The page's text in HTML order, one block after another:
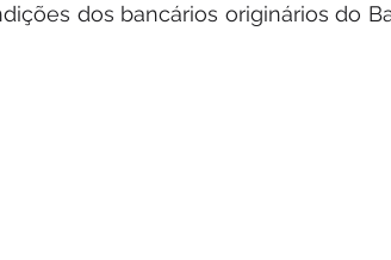
dos bancários originários do